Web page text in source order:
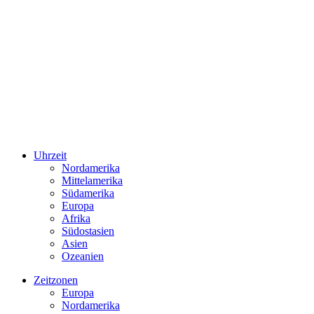
Uhrzeit
Nordamerika
Mittelamerika
Südamerika
Europa
Afrika
Südostasien
Asien
Ozeanien
Zeitzonen
Europa
Nordamerika